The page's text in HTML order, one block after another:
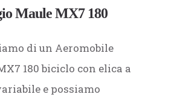
Maule MX7 180
di un Aeromobile
180 biciclo con elica a
e possiamo